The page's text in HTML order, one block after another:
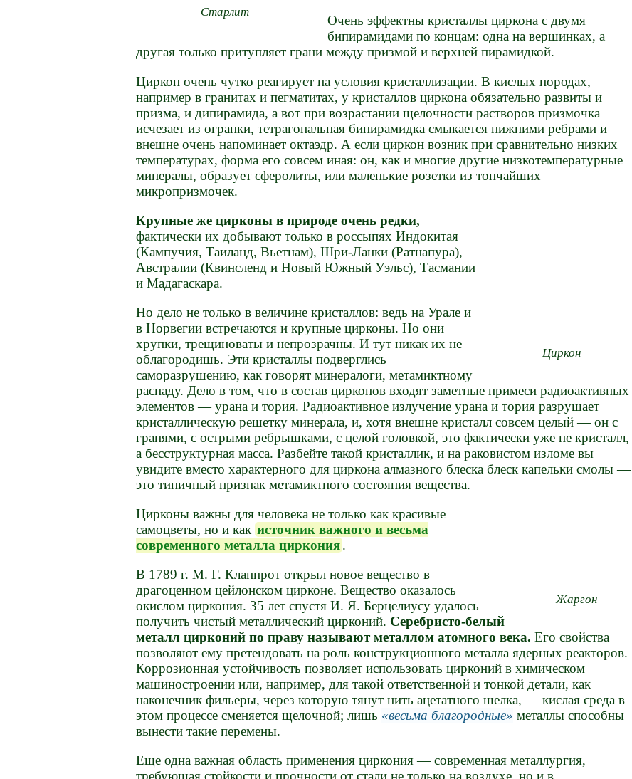
Старлит
Очень эффектны кристаллы циркона с двумя
бипирамидами по концам: одна на вершинках, а
другая только притупляет грани между призмой и верхней пирамидкой.
Циркон очень чутко реагирует на условия кристаллизации. В кислых породах,
например в гранитах и пегматитах, у кристаллов циркона обязательно развиты и
призма, и дипирамида, а вот при возрастании щелочности растворов призмочка
исчезает из огранки, тетрагональная бипирамидка смыкается нижними ребрами и
внешне очень напоминает октаэдр. А если циркон возник при сравнительно низких
температурах, форма его совсем иная: он, как и многие другие низкотемпературные
минералы, образует сферолиты, или маленькие розетки из тончайших
микропризмочек.
Циркон
Крупные же цирконы в природе очень редки,
фактически их добывают только в россыпях Индокитая
(Кампучия, Таиланд, Вьетнам), Шри-Ланки (Ратнапура),
Австралии (Квинсленд и Новый Южный Уэльс), Тасмании
и Мадагаскара.
Но дело не только в величине кристаллов: ведь на Урале и
в Норвегии встречаются и крупные цирконы. Но они
хрупки, трещиноваты и непрозрачны. И тут никак их не
облагородишь. Эти кристаллы подверглись
саморазрушению, как говорят минералоги, метамиктному
распаду. Дело в том, что в состав цирконов входят заметные примеси радиоактивных
элементов — урана и тория. Радиоактивное излучение урана и тория разрушает
кристаллическую решетку минерала, и, хотя внешне кристалл совсем целый — он с
гранями, с острыми ребрышками, с целой головкой, это фактически уже не кристалл,
а бесструктурная масса. Разбейте такой кристаллик, и на раковистом изломе вы
увидите вместо характерного для циркона алмазного блеска блеск капельки смолы —
это типичный признак метамиктного состояния вещества.
Жаргон
Цирконы важны для человека не только как красивые
самоцветы, но и как источник важного и весьма
современного металла циркония.
В 1789 г. М. Г. Клаппрот открыл новое вещество в
драгоценном цейлонском цирконе. Вещество оказалось
окислом циркония. 35 лет спустя И. Я. Берцелиусу удалось
получить чистый металлический цирконий. Серебристо-белый
металл цирконий по праву называют металлом атомного века. Его свойства
позволяют ему претендовать на роль конструкционного металла ядерных реакторов.
Коррозионная устойчивость позволяет использовать цирконий в химическом
машиностроении или, например, для такой ответственной и тонкой детали, как
наконечник фильеры, через которую тянут нить ацетатного шелка, — кислая среда в
этом процессе сменяется щелочной; лишь
весьма благородные
металлы способны
вынести такие перемены.
Еще одна важная область применения циркония — современная металлургия,